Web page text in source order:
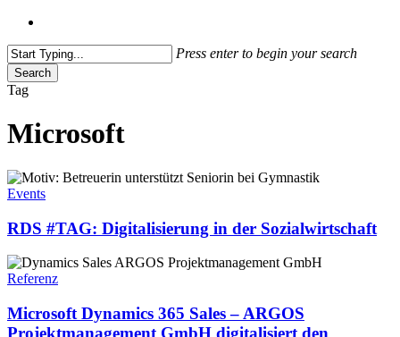
Press enter to begin your search
Search
Close
Tag
Microsoft
RDS
#TAG:
in
der
Sozialwirtschaft
Events
RDS #TAG: Digitalisierung in der Sozialwirtschaft
Microsoft
Dynamics
Sales
–
Referenz
Microsoft Dynamics 365 Sales – ARGOS
Projektmanagement GmbH digitalisiert den